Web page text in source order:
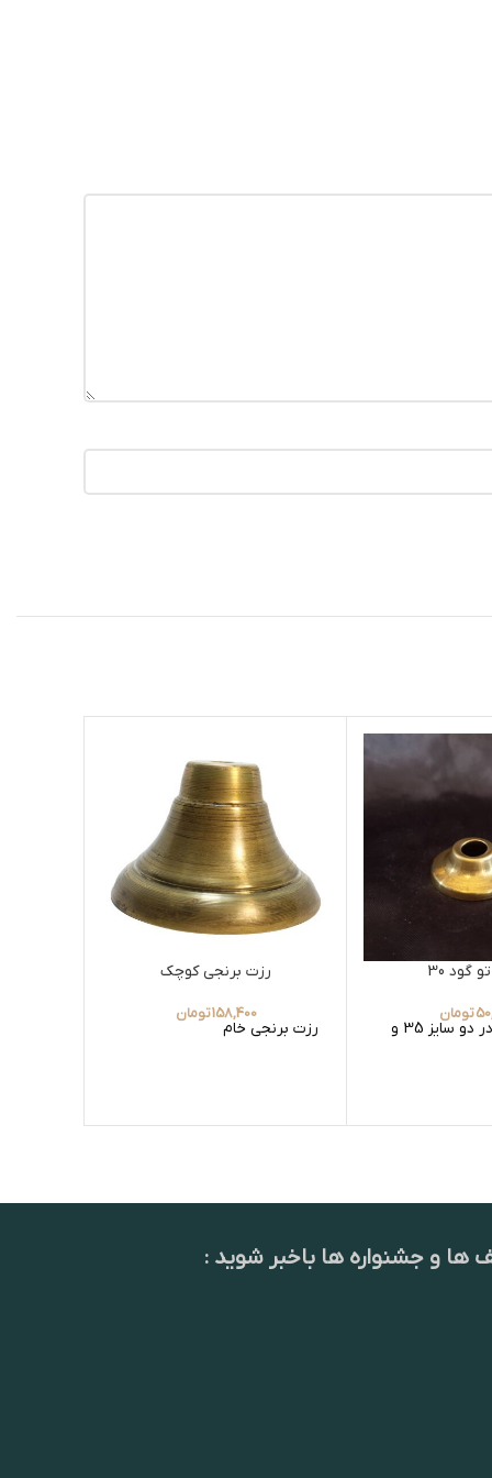
گود 30
تومان
پولکی تو گود در دو سایز 35 و
رزت برنجی کوچک
158,400تومان
رزت برنجی خام
ها و جشنواره ها باخبر شوید :